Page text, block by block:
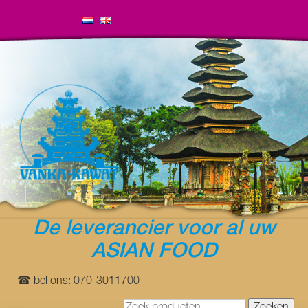
De leverancier voor al uw
ASIAN FOOD
☎ bel ons: 070-3011700